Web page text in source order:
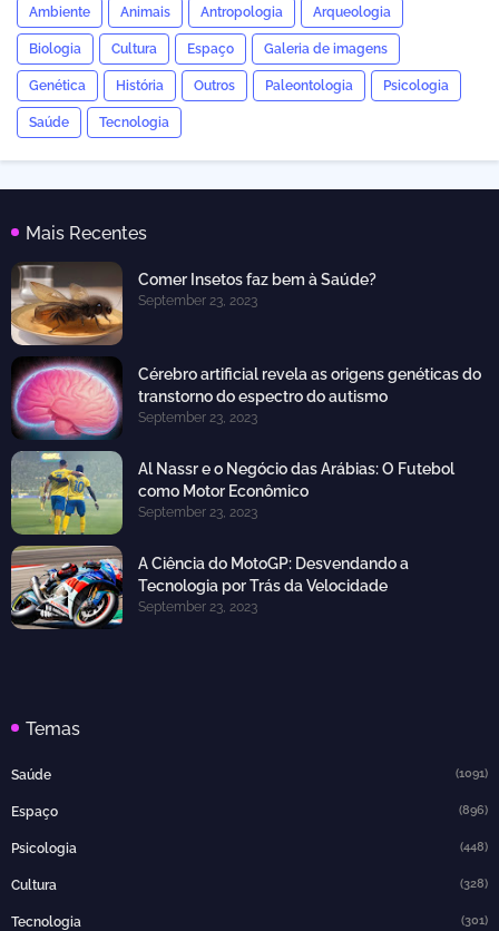
Ambiente Animais Antropologia Arqueologia
Biologia Cultura Espaço Galeria de imagens
Genética História Outros Paleontologia Psicologia
Saúde Tecnologia
Mais Recentes
Comer Insetos faz bem à Saúde?
September 23, 2023
Cérebro artificial revela as origens genéticas do
transtorno do espectro do autismo
September 23, 2023
Al Nassr e o Negócio das Arábias: O Futebol
como Motor Econômico
September 23, 2023
A Ciência do MotoGP: Desvendando a
Tecnologia por Trás da Velocidade
September 23, 2023
Temas
Saúde (1091)
Espaço (896)
Psicologia (448)
Cultura (328)
Tecnologia (301)